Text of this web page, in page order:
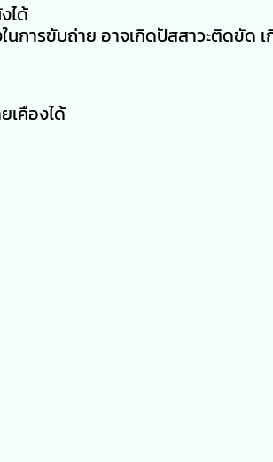
ได้
นการขับถ่าย อาจเกิดปัสสาวะติดขัด เ
เคืองได้